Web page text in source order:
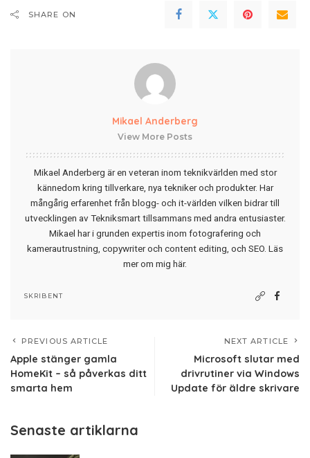
SHARE ON
Mikael Anderberg
View More Posts
Mikael Anderberg är en veteran inom teknikvärlden med stor
kännedom kring tillverkare, nya tekniker och produkter. Har
mångårig erfarenhet från blogg- och it-världen vilken bidrar till
utvecklingen av Tekniksmart tillsammans med andra entusiaster.
Mikael har i grunden expertis inom fotografering och
kamerautrustning, copywriter och content editing, och SEO. Läs
mer om mig här.
SKRIBENT
PREVIOUS ARTICLE
Apple stänger gamla
HomeKit – så påverkas ditt
smarta hem
NEXT ARTICLE
Microsoft slutar med
drivrutiner via Windows
Update för äldre skrivare
Senaste artiklarna